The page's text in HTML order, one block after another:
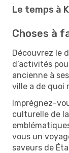
Le temps à
Choses à
Découvrez le
d’activités
ancienne à
ville a de quoi
Imprégnez-
culturelle de
vous un
saveurs de